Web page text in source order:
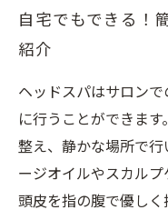
自宅でもできる！
紹介
ヘッドスパはサロン
に行うことができま
整え、静かな場所で
ージオイルやスカルプ
頭皮を指の腹で優し